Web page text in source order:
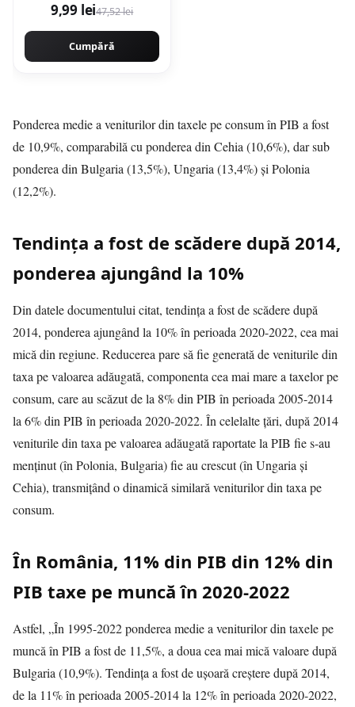
9,99 lei47,52 lei
Cumpără
Ponderea medie a veniturilor din taxele pe consum în PIB a fost
de 10,9%, comparabilă cu ponderea din Cehia (10,6%), dar sub
ponderea din Bulgaria (13,5%), Ungaria (13,4%) şi Polonia
(12,2%).
Tendinţa a fost de scădere după 2014,
ponderea ajungând la 10%
Din datele documentului citat, tendinţa a fost de scădere după
2014, ponderea ajungând la 10% în perioada 2020-2022, cea mai
mică din regiune. Reducerea pare să fie generată de veniturile din
taxa pe valoarea adăugată, componenta cea mai mare a taxelor pe
consum, care au scăzut de la 8% din PIB în perioada 2005-2014
la 6% din PIB în perioada 2020-2022. În celelalte ţări, după 2014
veniturile din taxa pe valoarea adăugată raportate la PIB fie s-au
menţinut (în Polonia, Bulgaria) fie au crescut (în Ungaria şi
Cehia), transmiţând o dinamică similară veniturilor din taxa pe
consum.
În România, 11% din PIB din 12% din
PIB taxe pe muncă în 2020-2022
Astfel, „În 1995-2022 ponderea medie a veniturilor din taxele pe
muncă în PIB a fost de 11,5%, a doua cea mai mică valoare după
Bulgaria (10,9%). Tendinţa a fost de uşoară creştere după 2014,
de la 11% în perioada 2005-2014 la 12% în perioada 2020-2022,